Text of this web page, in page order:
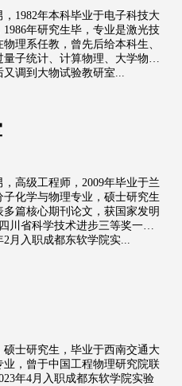
，1982年本科毕业于电子科技大
1986年研究生毕，专业是激光技
理系任教，曾先后给本科生、
量子统计、计算物理、大学物理
又调到大物试验教研室...
，高级工程师，2009年毕业于兰
子化学与物理专业，硕士研究生
多篇核心期刊论文，获国家发明
川省科学技术进步三等奖一
2月入职成都东软学院实...
硕士研究生，毕业于西南交通大
业，曾于中国工程物理研究院联
年4月入职成都东软学院实验